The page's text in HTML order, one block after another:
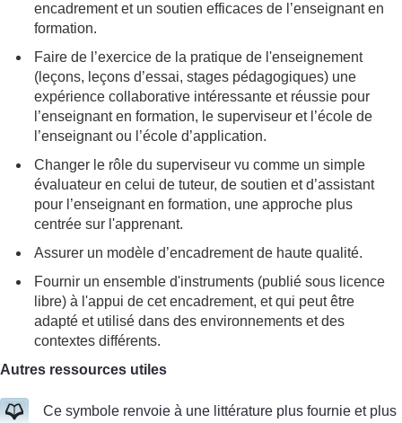
encadrement et un soutien efficaces de l’enseignant en
formation.
Faire de l’exercice de la pratique de l'enseignement
(leçons, leçons d’essai, stages pédagogiques) une
expérience collaborative intéressante et réussie pour
l’enseignant en formation, le superviseur et l’école de
l’enseignant ou l’école d’application.
Changer le rôle du superviseur vu comme un simple
évaluateur en celui de tuteur, de soutien et d’assistant
pour l’enseignant en formation, une approche plus
centrée sur l'apprenant.
Assurer un modèle d’encadrement de haute qualité.
Fournir un ensemble d'instruments (publié sous licence
libre) à l'appui de cet encadrement, et qui peut être
adapté et utilisé dans des environnements et des
contextes différents.
Autres ressources utiles
Ce symbole renvoie à une littérature plus fournie et plus